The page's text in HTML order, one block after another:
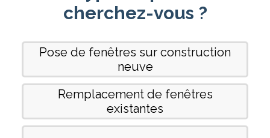
cherchez-vous ?
Pose de fenêtres sur construction
neuve
Remplacement de fenêtres
existantes